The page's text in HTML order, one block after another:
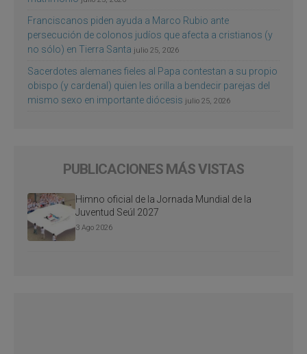
Franciscanos piden ayuda a Marco Rubio ante
persecución de colonos judíos que afecta a cristianos (y
no sólo) en Tierra Santa julio 25, 2026
Sacerdotes alemanes fieles al Papa contestan a su propio
obispo (y cardenal) quien les orilla a bendecir parejas del
mismo sexo en importante diócesis julio 25, 2026
PUBLICACIONES MÁS VISTAS
Himno oficial de la Jornada Mundial de la
Juventud Seúl 2027
3 Ago 2026